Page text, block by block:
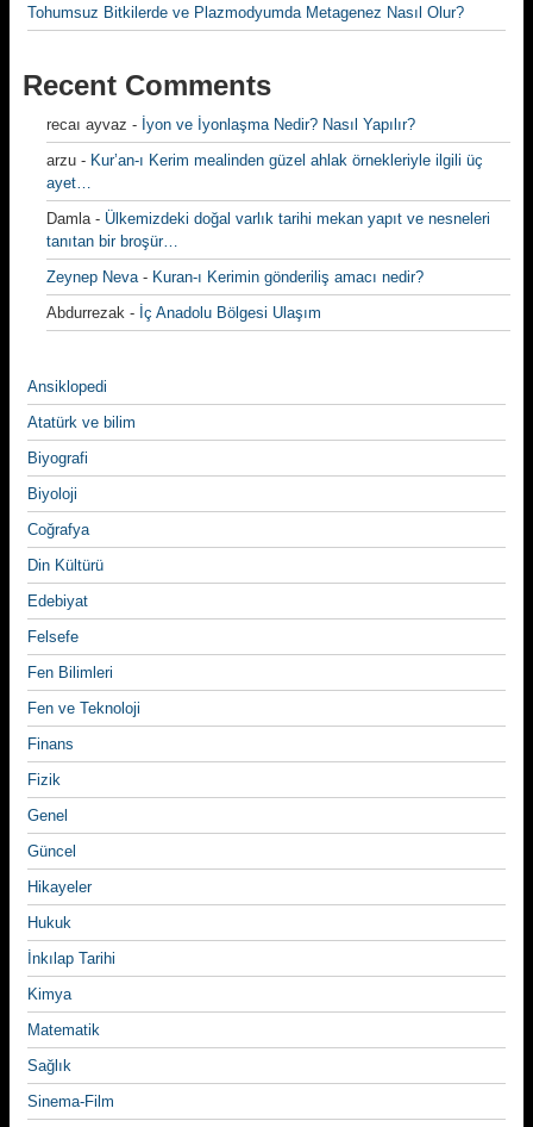
Tohumsuz Bitkilerde ve Plazmodyumda Metagenez Nasıl Olur?
Recent Comments
recaı ayvaz - İyon ve İyonlaşma Nedir? Nasıl Yapılır?
arzu - Kur’an-ı Kerim mealinden güzel ahlak örnekleriyle ilgili üç
ayet…
Damla- Ülkemizdeki doğal varlık tarihi mekan yapıt ve nesneleri
tanıtan bir broşür…
Zeynep Neva- Kuran-ı Kerimin gönderiliş amacı nedir?
Abdurrezak - İç Anadolu Bölgesi Ulaşım
Ansiklopedi
Atatürk ve bilim
Biyografi
Biyoloji
Coğrafya
Din Kültürü
Edebiyat
Felsefe
Fen Bilimleri
Fen ve Teknoloji
Finans
Fizik
Genel
Güncel
Hikayeler
Hukuk
İnkılap Tarihi
Kimya
Matematik
Sağlık
Sinema-Film